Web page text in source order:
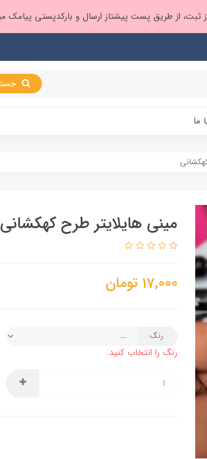
ما
مینی هایلایتر طرح کهکشانی
17,000 تومان
رنگ
رنگ را انتخاب کنید.